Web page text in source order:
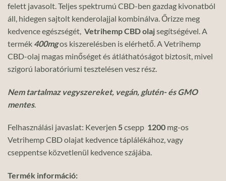
felett javasolt. Teljes spektrumú CBD-ben gazdag kivonatból
áll, hidegen sajtolt kenderolajjal kombinálva. Őrizze meg
kedvence egészségét, Vetrihemp CBD olajsegítségével. A
termék 400mgos kiszerelésben is elérhető. A Vetrihemp
CBD-olaj magas minőséget és átláthatóságot biztosít, mivel
szigorú laboratóriumi tesztelésen vesz rész.
Nem tartalmaz vegyszereket, vegán, glutén- és GMO
mentes.
Felhasználási javaslat: Keverjen 5csepp 1200 mg-os
Vetrihemp CBD olajat kedvence táplálékához, vagy
cseppentse közvetlenül kedvence szájába.
Termék információ: